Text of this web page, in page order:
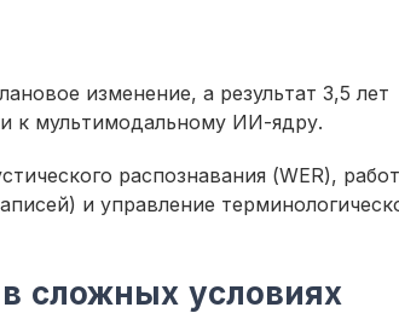
изменение, а результат 3,5 лет
к мультимодальному ИИ-ядру.
распознавания (WER),
и управление
сложных условиях